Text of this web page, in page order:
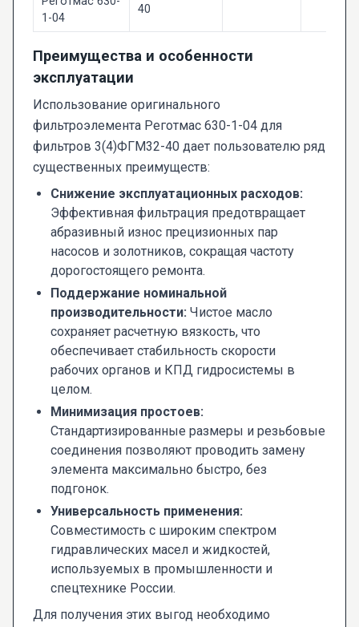
1-04
40
Преимущества и особенности
эксплуатации
Использование оригинального
фильтроэлемента Реготмас 630-1-04 для
фильтров 3(4)ФГМ32-40 дает пользователю ряд
существенных преимуществ:
Снижение эксплуатационных расходов:
Эффективная фильтрация предотвращает
абразивный износ прецизионных пар
насосов и золотников, сокращая частоту
дорогостоящего ремонта.
Поддержание номинальной
производительности: Чистое масло
сохраняет расчетную вязкость, что
обеспечивает стабильность скорости
рабочих органов и КПД гидросистемы в
целом.
Минимизация простоев:
Стандартизированные размеры и резьбовые
соединения позволяют проводить замену
элемента максимально быстро, без
подгонок.
Универсальность применения:
Совместимость с широким спектром
гидравлических масел и жидкостей,
используемых в промышленности и
спецтехнике России.
Для получения этих выгод необходимо